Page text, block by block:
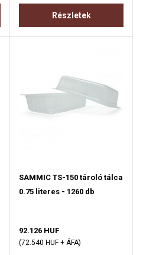
Részletek
SAMMIC TS-150 tároló tálca
0.75 literes - 1260 db
92.126 HUF
(72.540 HUF + ÁFA)